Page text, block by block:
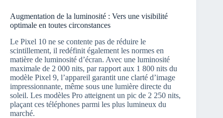
Augmentation de la luminosité : Vers une visibilité
optimale en toutes circonstances
Le Pixel 10 ne se contente pas de réduire le
scintillement, il redéfinit également les normes en
matière de luminosité d’écran. Avec une luminosité
maximale de 2 000 nits, par rapport aux 1 800 nits du
modèle Pixel 9, l’appareil garantit une clarté d’image
impressionnante, même sous une lumière directe du
soleil. Les modèles Pro atteignent un pic de 2 250 nits,
plaçant ces téléphones parmi les plus lumineux du
marché.